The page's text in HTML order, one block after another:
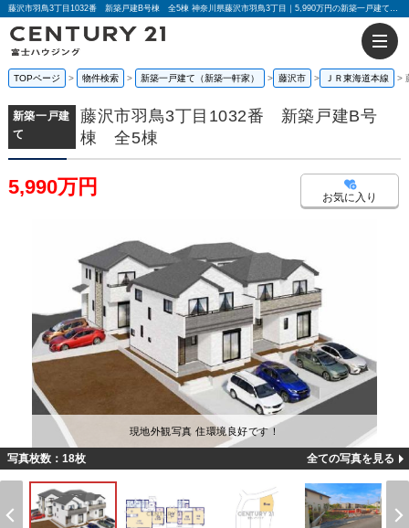
藤沢市羽鳥3丁目1032番 新築戸建B号棟 全5棟 神奈川県藤沢市羽鳥3丁目｜5,990万円の新築一戸建て｜センチュリー21富士ハウジング
TOPページ 物件検索 新築一戸建て（新築一軒家） 藤沢市 ＪＲ東海道本線
新築一戸建
て
藤沢市羽鳥3丁目1032番 新築戸建B号
棟 全5棟
5,990万円 お気に入り
現地外観写真 住環境良好です！
写真枚数：18枚 全ての写真を見る